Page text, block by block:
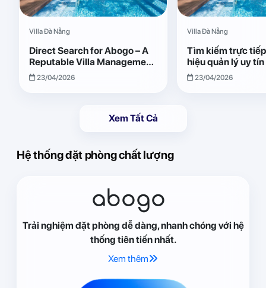
Villa Đà Nẵng
Direct Search for Abogo – A
Reputable Villa Management
Brand with Transparent and
Effective Operations
23/04/2026
Villa Đà Nẵng
Tìm kiếm trực
hiệu quản lý uy
Giải pháp vận
quả, minh bạch
23/04/2026
Xem Tất Cả
Hệ thống đặt phòng chất lượng
abogo
Trải nghiệm đặt phòng dễ dàng, nhanh chóng với hệ
thống tiên tiến nhất.
Xem thêm